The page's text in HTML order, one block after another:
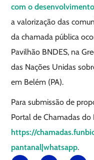
com o
a valorização das
da chamada pública
Pavilhão BNDES, na
das Nações Unidas
em Belém (PA).
Para submissão de
Portal de Chamadas do
https://
pantanal|whatsapp.